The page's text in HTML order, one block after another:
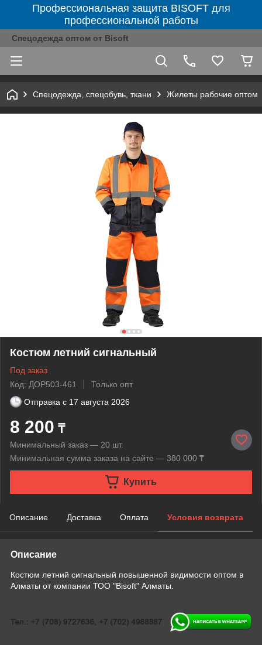
Профессиональная защита BISOFT для
профессиональной работы
Спецодежда оптом от Bisoft
Спецодежда, спецобувь, ткани Жилеты рабочие оптом
Костюм летний сигнальный
Под заказ
Код: ДОР503-461
Только опт
Отправка с 17 августа 2026
8 200 ₸
Минимальный заказ — 20 шт.
Минимальная сумма заказа на сайте — 380 000 ₸
Купить
Описание Доставка Оплата Условия возврата
Описание
Костюм летний сигнальный повышенной видимости оптом в
Алматы от компании ТОО "Bisoft" Алматы.